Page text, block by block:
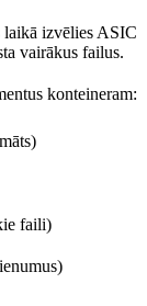
laikā izvēlies ASIC
vairākus failus.
konteineram:
faili)